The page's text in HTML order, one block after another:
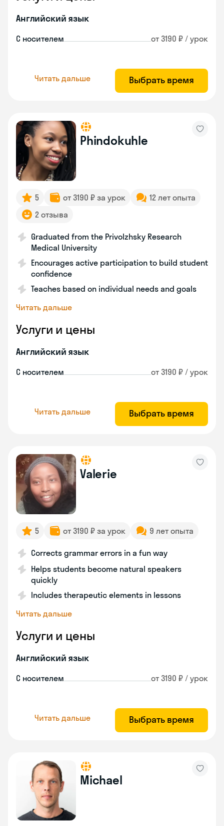
Английский язык
С носителем от 3190 ₽ / урок
Читать дальше Выбрать время
Phindokuhle
5 от 3190 ₽ за урок
12 лет опыта
2 отзыва
Graduated from the Privolzhsky Research
Medical University
Encourages active participation to build student
confidence
Teaches based on individual needs and goals
Читать дальше
Услуги и цены
Английский язык
С носителем от 3190 ₽ / урок
Читать дальше Выбрать время
Valerie
5 от 3190 ₽ за урок 9 лет опыта
Corrects grammar errors in a fun way
Helps students become natural speakers
quickly
Includes therapeutic elements in lessons
Читать дальше
Услуги и цены
Английский язык
С носителем от 3190 ₽ / урок
Читать дальше Выбрать время
Michael